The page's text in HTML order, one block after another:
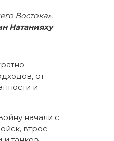
Востока».
Натанияху
от
и
начали с
втрое